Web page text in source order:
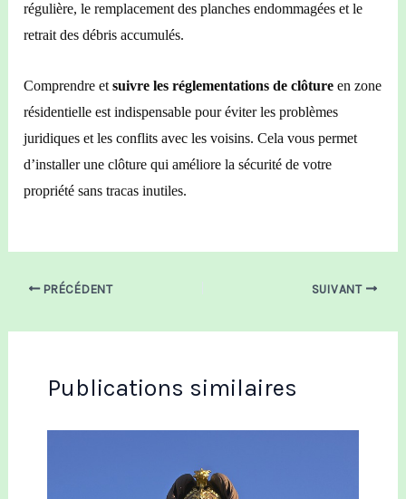
régulière, le remplacement des planches endommagées et le
retrait des débris accumulés.
Comprendre etsuivre les réglementations de clôtureen zone
résidentielleest indispensable pour éviter les problèmes
juridiques et les conflits avec les voisins. Cela vous permet
d’installer une clôture qui améliore la sécurité de votre
propriété sans tracas inutiles.
PRÉCÉDENT SUIVANT
Publications similaires